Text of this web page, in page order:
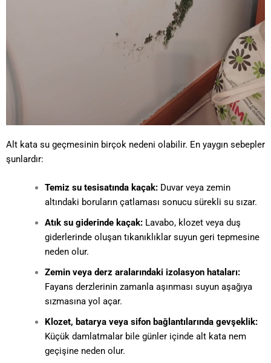
Alt kata su geçmesinin birçok nedeni olabilir. En yaygın sebepler
şunlardır:
Temiz su tesisatında kaçak:Duvar veya zemin
altındaki boruların çatlaması sonucu sürekli su sızar.
Atık su giderinde kaçak:Lavabo, klozet veya duş
giderlerinde oluşan tıkanıklıklar suyun geri tepmesine
neden olur.
Zemin veya derz aralarındaki izolasyon hataları:
Fayans derzlerinin zamanla aşınması suyun aşağıya
sızmasına yol açar.
Klozet, batarya veya sifon bağlantılarında gevşeklik:
Küçük damlatmalar bile günler içinde alt kata nem
geçişine neden olur.